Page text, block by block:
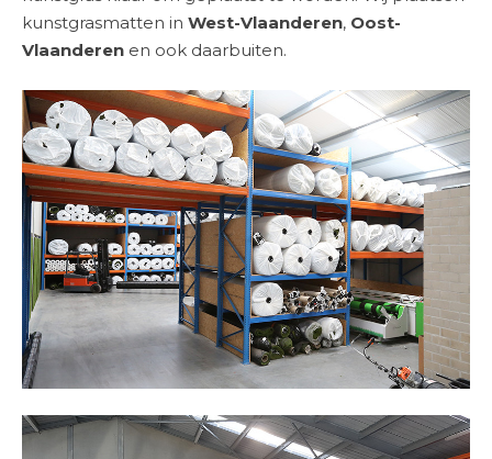
kunstgrasmatten in West-Vlaanderen, Oost-
Vlaanderen en ook daarbuiten.